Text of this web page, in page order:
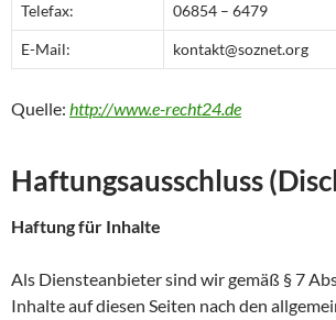
Telefax: 06854 – 6479
E-Mail: kontakt@soznet.org
Quelle: http://www.e-recht24.de
Haftungsausschluss
Haftung für Inhalte
Als Diensteanbieter sind wir gemäß § 7
Inhalte auf diesen Seiten nach den